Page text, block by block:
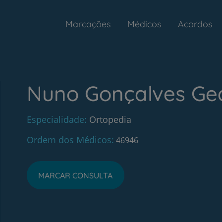
Marcações Médicos Acordos
Nuno Gonçalves
Especialidade Ortopedia
Ordem dos Médicos 46946
MARCAR CONSULTA